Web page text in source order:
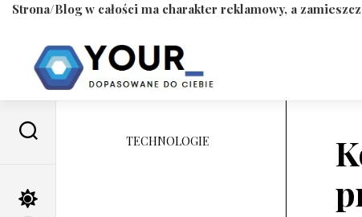
Strona/Blog w całości ma charakter reklamowy, a
content
TECHNOLOGIE